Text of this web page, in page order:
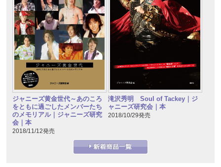
ジャニーズ黄金世代～あのころ
をともに過ごしたメンバーたち
のメモリアル｜ジャニーズ研究
会｜本
2018/11/12発売
滝沢秀明 Soul of Tackey｜ジ
ャニーズ研究会｜本
2018/10/29発売